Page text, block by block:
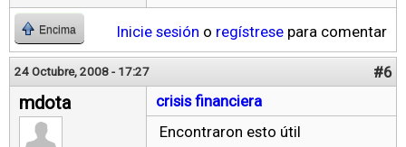
Encima Inicie sesión o regístrese para comentar
24 Octubre, 2008 - 17:27 #6
mdota
crisis financiera
Encontraron esto útil